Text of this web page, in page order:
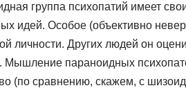
группа психопатий имеет
идей. Особое (объективно
личности. Других людей он
Мышление параноидных
(по сравнению, скажем, с